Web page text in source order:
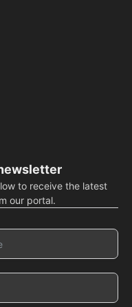
to receive the latest
our portal.